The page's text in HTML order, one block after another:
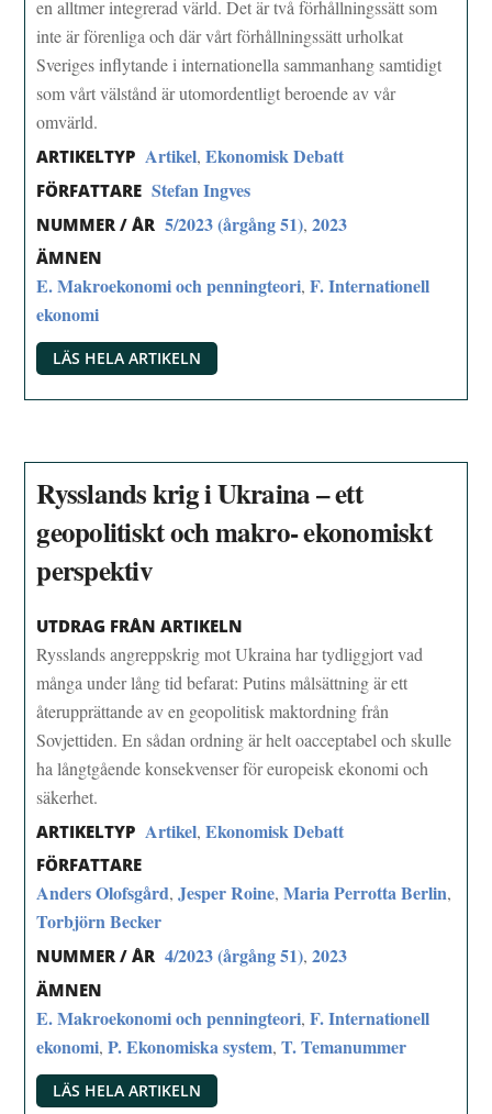
en alltmer integrerad värld. Det är två förhållningssätt som
inte är förenliga och där vårt förhållningssätt urholkat
Sveriges inflytande i internationella sammanhang samtidigt
som vårt välstånd är utomordentligt beroende av vår
omvärld.
ARTIKELTYP Artikel,Ekonomisk Debatt
FÖRFATTARE Stefan Ingves
NUMMER / ÅR 5/2023 (årgång 51),2023
ÄMNEN
E. Makroekonomi och penningteori,F. Internationell
ekonomi
LÄS HELA ARTIKELN
Rysslands krig i Ukraina – ett
geopolitiskt och makro- ekonomiskt
perspektiv
UTDRAG FRÅN ARTIKELN
Rysslands angreppskrig mot Ukraina har tydliggjort vad
många under lång tid befarat: Putins målsättning är ett
återupprättande av en geopolitisk maktordning från
Sovjettiden. En sådan ordning är helt oacceptabel och skulle
ha långtgående konsekvenser för europeisk ekonomi och
säkerhet.
ARTIKELTYP Artikel,Ekonomisk Debatt
FÖRFATTARE
Anders Olofsgård,Jesper Roine,Maria Perrotta Berlin,
Torbjörn Becker
NUMMER / ÅR 4/2023 (årgång 51),2023
ÄMNEN
E. Makroekonomi och penningteori,F. Internationell
ekonomi,P. Ekonomiska system,T. Temanummer
LÄS HELA ARTIKELN